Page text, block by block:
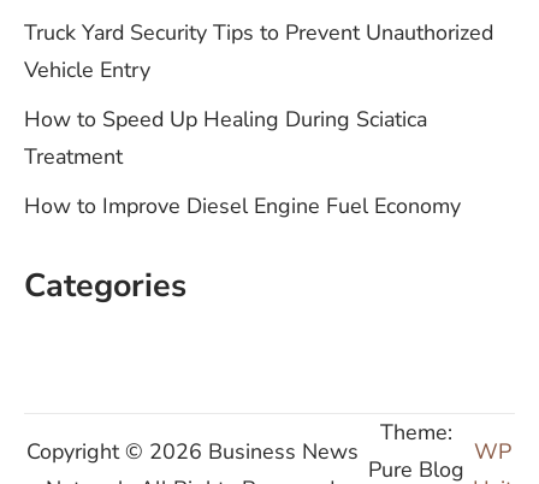
Truck Yard Security Tips to Prevent Unauthorized
Vehicle Entry
How to Speed Up Healing During Sciatica
Treatment
How to Improve Diesel Engine Fuel Economy
Categories
Copyright © 2026 Business News
Theme:
Pure Blog
WP